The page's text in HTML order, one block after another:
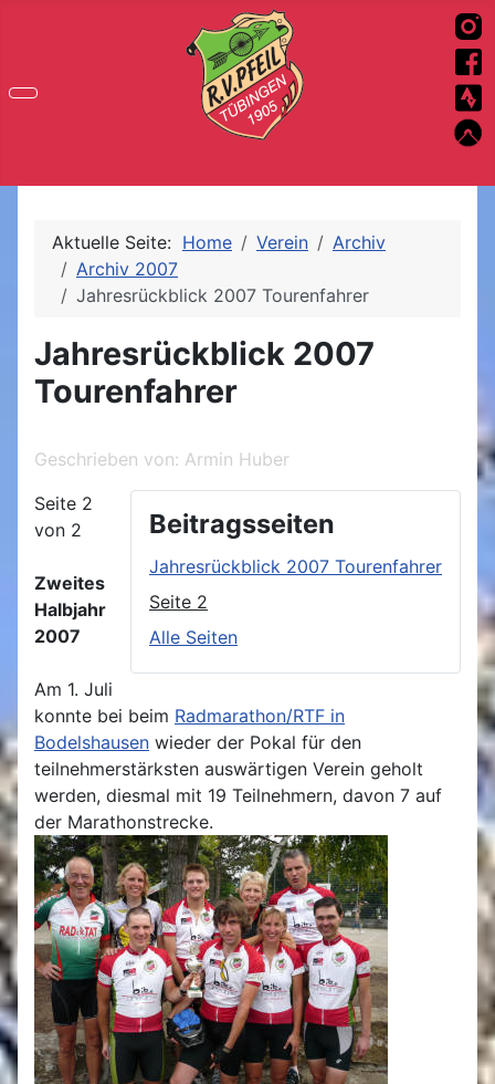
Aktuelle Seite: Home Verein
Archiv
Archiv 2007
Jahresrückblick 2007 Tourenfahrer
Jahresrückblick 2007
Tourenfahrer
Geschrieben von: Armin Huber
Beitragsseiten
Jahresrückblick 2007 Tourenfahrer
Seite 2
Alle Seiten
Seite 2
von 2
Zweites
Halbjahr
2007
Am 1. Juli
konnte bei beim Radmarathon/RTF in
Bodelshausen wieder der Pokal für den
teilnehmerstärksten auswärtigen Verein geholt
werden, diesmal mit 19 Teilnehmern, davon 7 auf
der Marathonstrecke.